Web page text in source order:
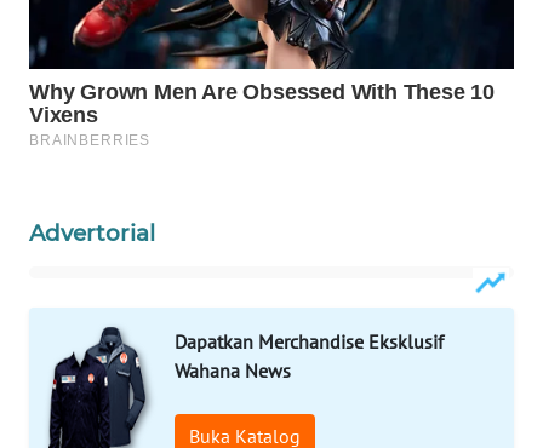
Advertorial
Dapatkan Merchandise Eksklusif
Wahana News
Buka Katalog
WAHANA
SPORT
WAHANA
UMKM
SELEB
PERSONA
WAHANA
OTOMOTIF